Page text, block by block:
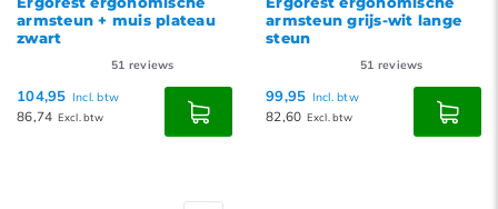
armsteun + muis plateau
zwart
51 reviews
104,95 Incl. btw
86,74 Excl. btw
armsteun grijs-wit lange
steun
51 reviews
99,95 Incl. btw
82,60 Excl. btw